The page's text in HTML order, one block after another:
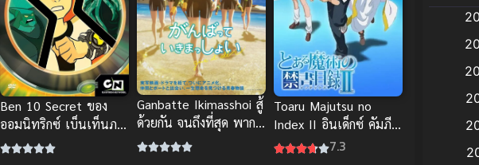
Ben 10 Secret ของ
ออมนิทริกซ์ เบ็นเท็นภา
คพิเศษ อนิเมะพากย์ไทย
Ganbatte Ikimasshoi สู้
ด้วยกัน จนถึงที่สุด พากย์
ไทย อนิเมะสร้างแรง
Toaru Majutsu no
Index II อินเด็กซ์ คัมภีร์
คาถาต้องห้าม ภาค 2
7.3